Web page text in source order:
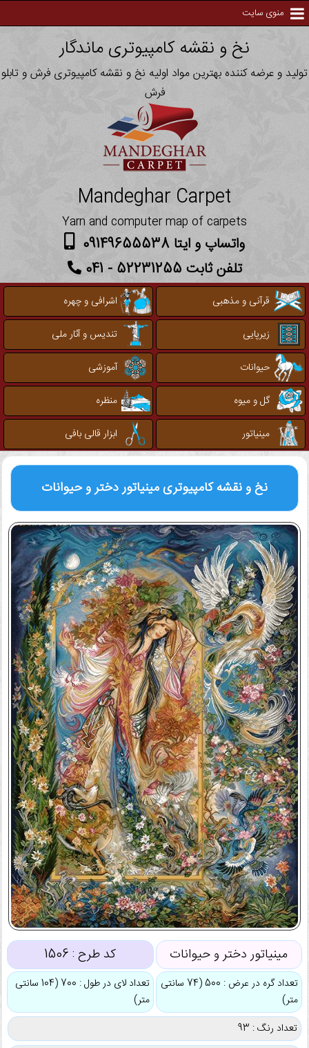
منوی سایت
نخ و نقشه کامپیوتری ماندگار
تولید و عرضه کننده بهترین مواد اولیه نخ و نقشه کامپیوتری فرش و تابلو
فرش
Mandeghar Carpet
Yarn and computer map of carpets
واتساپ و ایتا 09149655538
تلفن ثابت 52231255 - 041
قرآنی و مذهبی
اشرافی و چهره
زیرپایی
تندیس و آثار ملی
حیوانات
آموزشی
گل و میوه
منظره
مینیاتور
ابزار قالی بافی
نخ و نقشه کامپیوتریمینیاتور دختر و حیوانات
مینیاتور دختر و حیوانات کد طرح : 1506
تعداد گره در عرض : 500 (74 سانتی
متر)
تعداد لای در طول : 700 (104 سانتی
متر)
تعداد رنگ : 93